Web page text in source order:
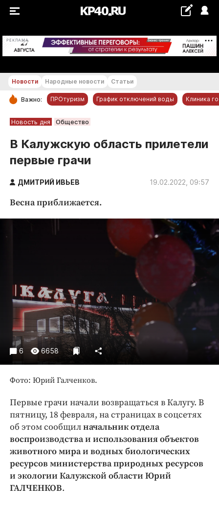
РЕКЛАМА +20...+21 °С
РУБРИКИ
Новости компаний
Статьи
Народные новости
Авто и транспорт
Благоустройство
Недвижимость и ЖКХ
Общество
Погода
Праздники
Происшествия
Спорт
Экономика и бизнес
ПРОЕКТЫ
Издания
Медиаперсона
Интересное чтиво
Клиника года
Бренд года
Работодатель года
Новости Народные новости Статьи
Важно: ПРОтуризм График отключений воды Клиника
Новость дня Общество
В Калужскую область прилетели
первые грачи
ДМИТРИЙ ИВЬЕВ 19.02.2022, 09:57
Весна приближается.
6 6658
Фото: Юрий Галченков.
Первые грачи начали возвращаться в Калугу. В
пятницу, 18 февраля, на страницах в соцсетях
об этом сообщилначальник отдела
воспроизводства и использования объектов
животного мира и водных биологических
ресурсов министерства природных ресурсов
и экологии Калужской области Юрий
ГАЛЧЕНКОВ.